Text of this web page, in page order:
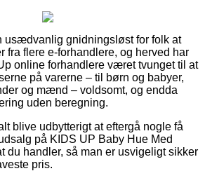
usædvanlig gnidningsløst for folk at
fra flere e-forhandlere, og herved har
online forhandlere været tvunget til at
på varerne – til børn og babyer,
og mænd – voldsomt, og endda
uden beregning.
blive udbytterigt at eftergå nogle få
på KIDS UP Baby Hue Med
du handler, så man er usvigeligt sikker
pris.